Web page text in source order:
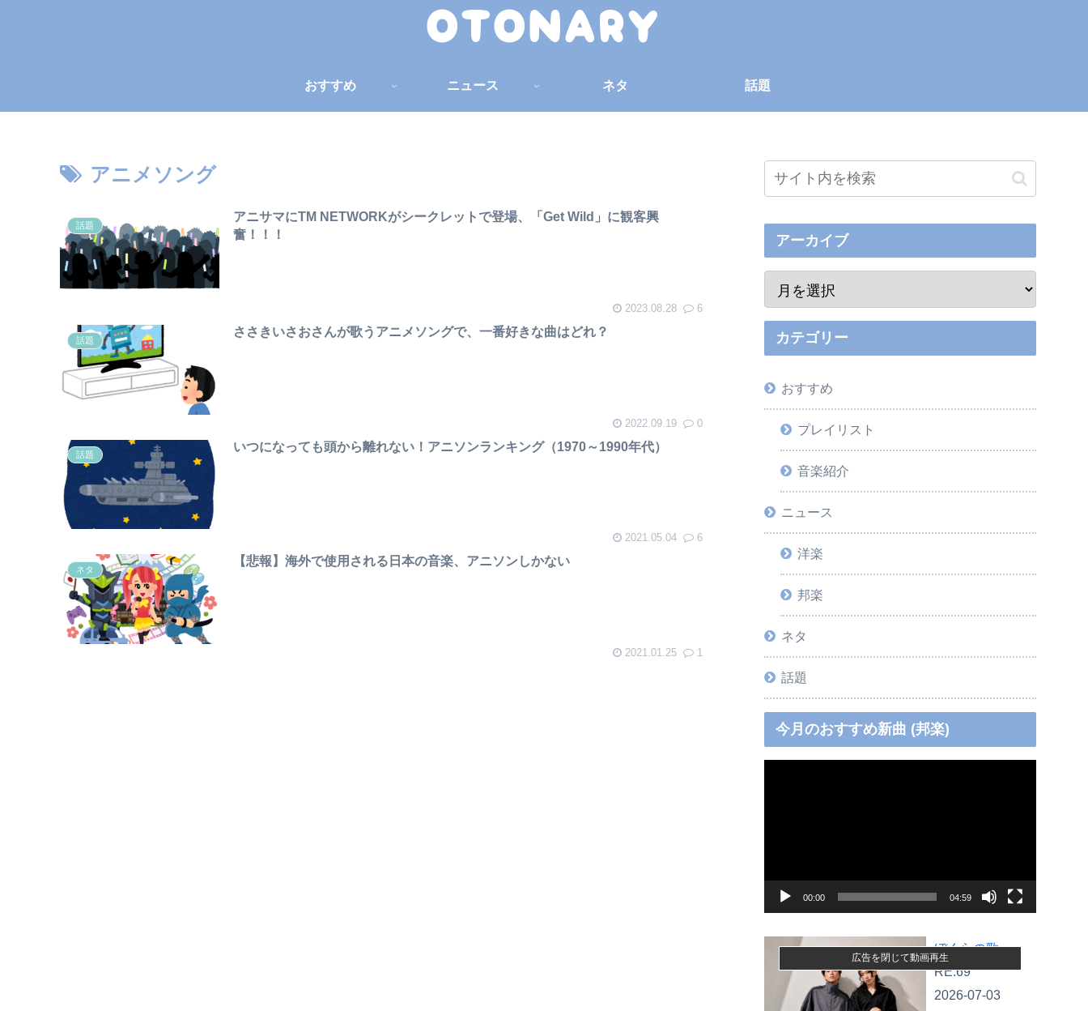
おすすめ ニュース ネタ 話題
アニメソング
話題
アニサマにTM NETWORKがシークレットで登場、「Get Wild」に観客興
奮！！！
2023.08.28 6
話題
ささきいさおさんが歌うアニメソングで、一番好きな曲はどれ？
2022.09.19 0
話題
いつになっても頭から離れない！アニソンランキング（1970～1990年代）
2021.05.04 6
ネタ
【悲報】海外で使用される日本の音楽、アニソンしかない
2021.01.25 1
アーカイブ
カテゴリー
おすすめ
プレイリスト
音楽紹介
ニュース
洋楽
邦楽
ネタ
話題
今月のおすすめ新曲 (邦楽)
ー
00:00 04:59
ぼくらの歌
RE:69
2026-07-03
広告を閉じて動画再生